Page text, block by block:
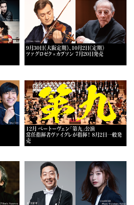
9月30日《大阪定期》、10月2日《定期》
ツァグロゼク×カプソン 7月20日発売
12月 ベートーヴェン「第九」公演
常任指揮者ヴァイグレが指揮！ 8月2日一般発
売